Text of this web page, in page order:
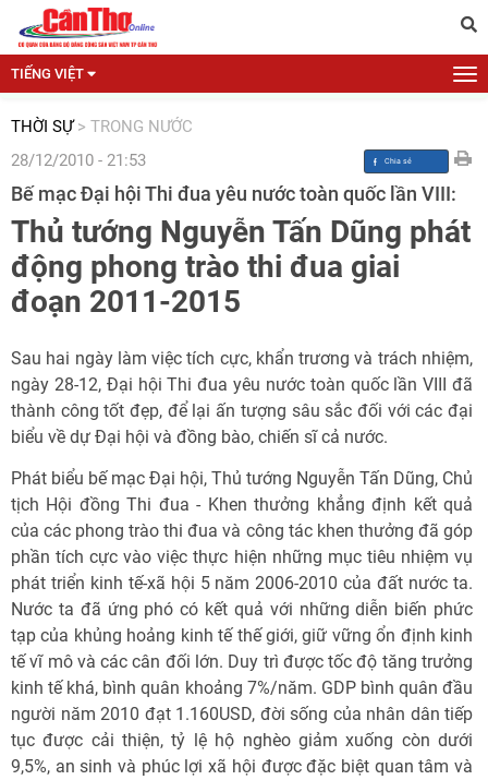
TIẾNG VIỆT
THỜI SỰ > TRONG NƯỚC
28/12/2010 - 21:53
Bế mạc Đại hội Thi đua yêu nước toàn quốc lần VIII:
Thủ tướng Nguyễn Tấn Dũng phát
động phong trào thi đua giai
đoạn 2011-2015
Sau hai ngày làm việc tích cực, khẩn trương và trách nhiệm,
ngày 28-12, Đại hội Thi đua yêu nước toàn quốc lần VIII đã
thành công tốt đẹp, để lại ấn tượng sâu sắc đối với các đại
biểu về dự Đại hội và đồng bào, chiến sĩ cả nước.
Phát biểu bế mạc Đại hội, Thủ tướng Nguyễn Tấn Dũng, Chủ
tịch Hội đồng Thi đua - Khen thưởng khẳng định kết quả
của các phong trào thi đua và công tác khen thưởng đã góp
phần tích cực vào việc thực hiện những mục tiêu nhiệm vụ
phát triển kinh tế-xã hội 5 năm 2006-2010 của đất nước ta.
Nước ta đã ứng phó có kết quả với những diễn biến phức
tạp của khủng hoảng kinh tế thế giới, giữ vững ổn định kinh
tế vĩ mô và các cân đối lớn. Duy trì được tốc độ tăng trưởng
kinh tế khá, bình quân khoảng 7%/năm. GDP bình quân đầu
người năm 2010 đạt 1.160USD, đời sống của nhân dân tiếp
tục được cải thiện, tỷ lệ hộ nghèo giảm xuống còn dưới
9,5%, an sinh và phúc lợi xã hội được đặc biệt quan tâm và